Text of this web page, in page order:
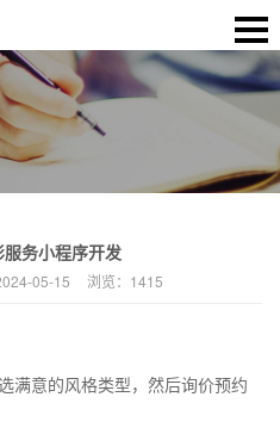
务小程序开发
05-15 浏览： 1415
满意的风格类型，然后询价预约